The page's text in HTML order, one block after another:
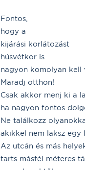
Fontos,
hogy a
kijárási korlátozást
húsvétkor is
nagyon komolyan kell
Maradj otthon!
Csak akkor menj ki a
ha nagyon fontos
Ne találkozz
akikkel nem laksz egy
Az utcán és más
tarts másfél méteres